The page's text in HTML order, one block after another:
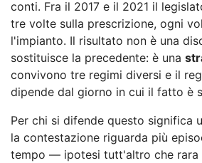
conti. Fra il 2017 e il 2021 il
tre volte sulla prescrizione, ogni
l'impianto. Il risultato non è una
sostituisce la precedente: è una
convivono tre regimi diversi e il
dipende dal giorno in cui il fatto è
Per chi si difende questo significa
la contestazione riguarda più
tempo — ipotesi tutt'altro che rara